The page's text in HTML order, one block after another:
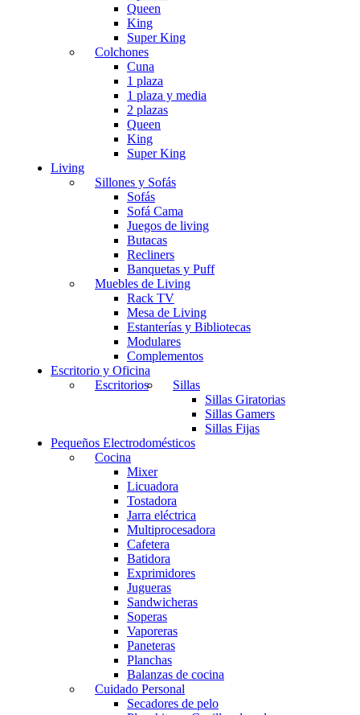
Queen
King
Super King
Colchones
Cuna
1 plaza
1 plaza y media
2 plazas
Queen
King
Super King
Living
Sillones y Sofás
Sofás
Sofá Cama
Juegos de living
Butacas
Recliners
Banquetas y Puff
Muebles de Living
Rack TV
Mesa de Living
Estanterías y Bibliotecas
Modulares
Complementos
Escritorio y Oficina
Escritorios
Sillas
Sillas Giratorias
Sillas Gamers
Sillas Fijas
Pequeños Electrodomésticos
Cocina
Mixer
Licuadora
Tostadora
Jarra eléctrica
Multiprocesadora
Cafetera
Batidora
Exprimidores
Jugueras
Sandwicheras
Soperas
Vaporeras
Paneteras
Planchas
Balanzas de cocina
Cuidado Personal
Secadores de pelo